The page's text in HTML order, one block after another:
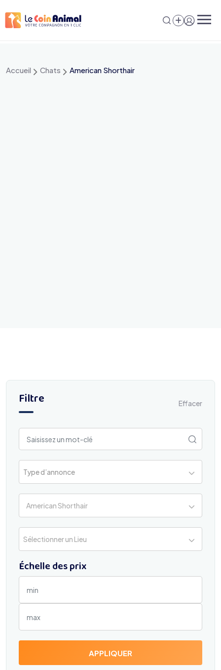
au
Accueil Chats American Shorthair
Filtre Effacer
Type d’annonce
American Shorthair
Sélectionner un Lieu
Échelle des prix
APPLIQUER